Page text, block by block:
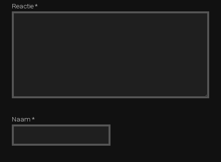
Reactie*
Naam *